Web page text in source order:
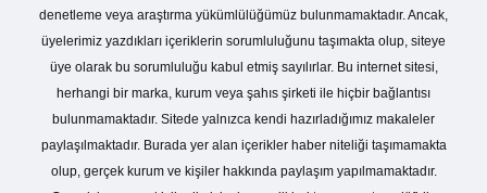
denetleme veya araştırma yükümlülüğümüz bulunmamaktadır. Ancak,
üyelerimiz yazdıkları içeriklerin sorumluluğunu taşımakta olup, siteye
üye olarak bu sorumluluğu kabul etmiş sayılırlar. Bu internet sitesi,
herhangi bir marka, kurum veya şahıs şirketi ile hiçbir bağlantısı
bulunmamaktadır. Sitede yalnızca kendi hazırladığımız makaleler
paylaşılmaktadır. Burada yer alan içerikler haber niteliği taşımamakta
olup, gerçek kurum ve kişiler hakkında paylaşım yapılmamaktadır.